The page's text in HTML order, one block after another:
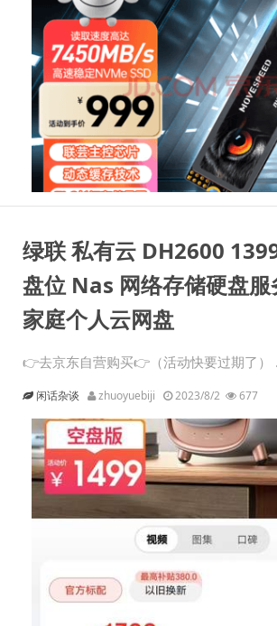
绿联 私有云 DH2600
盘位 Nas 网络存储硬盘
家庭个人云网盘
👉去京东自营购买👉（活动快要过期了）
闲话杂谈 zhuoyuebiji 2023/8/2 677